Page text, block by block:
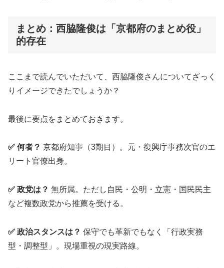
まとめ：西脇隆俊は「京都府のまとめ役」
的存在
ここまで読んでいただいて、西脇隆俊さんについてざっく
りイメージできたでしょうか？
最後に要点をまとめておきます。
✅ 何者？ 京都府知事（3期目）。元・復興庁事務次官のエ
リート官僚出身。
✅ 政党は？ 無所属。ただし自民・公明・立憲・国民民主
など複数政党から推薦を受ける。
✅ 政治スタンスは？ 保守でも革新でもなく「行政実務
型・調整型」。現場重視の現実路線。